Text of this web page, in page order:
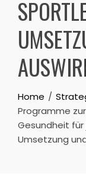
Home
Programme
Gesundheit
Umsetzung